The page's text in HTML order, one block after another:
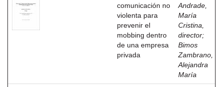
comunicación no
violenta para
prevenir el
mobbing dentro
de una empresa
privada
Andrade,
María
Cristina,
director;
Bimos
Zambrano,
Alejandra
María